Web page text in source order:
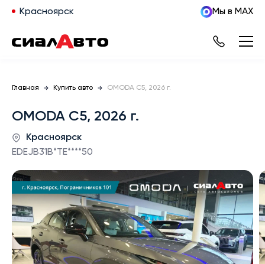
Красноярск Мы в MAX
Главная Купить авто OMODA C5, 2026 г.
OMODA C5, 2026 г.
Красноярск
EDEJB31B*TE****50